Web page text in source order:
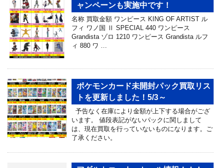
ャンペーンも実施中です！
名称 買取金額 ワンピース KING OF ARTIST ル
フィ ワノ国 Ⅱ SPECIAL 440 ワンピース
Grandista ゾロ 1210 ワンピース Grandista ルフ
ィ 880 ワ …
ポケモンカード未開封パック買取リス
トを更新しました！5/3～
予告なく在庫により金額が上下する場合がござ
います。 値段表記がないパックに関しまして
は、現在買取を行っていないものになります。ご
了承ください。